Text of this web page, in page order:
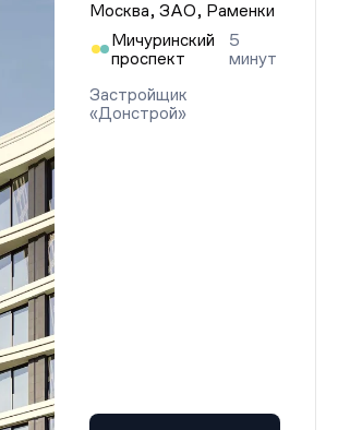
Москва, ЗАО, Раменки
Мичуринский
проспект
5
минут
Застройщик
«Донстрой»